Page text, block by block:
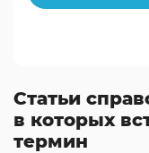
Статьи
в которых
термин